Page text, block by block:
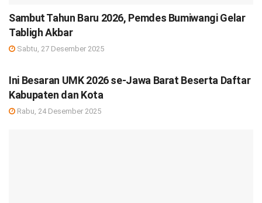
Sambut Tahun Baru 2026, Pemdes Bumiwangi Gelar
Tabligh Akbar
Sabtu, 27 Desember 2025
Ini Besaran UMK 2026 se-Jawa Barat Beserta Daftar
Kabupaten dan Kota
Rabu, 24 Desember 2025